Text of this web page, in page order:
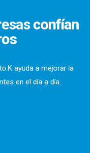
confían
ayuda a mejorar la
en el día a día.